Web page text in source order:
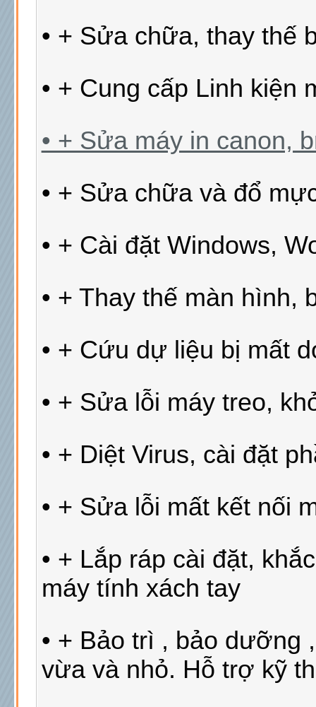
• + Sửa chữa, thay thế
• + Cung cấp Linh
• + Sửa máy in canon,
• + Sửa chữa và đổ
• + Cài đặt Windows,
• + Thay thế màn hình,
• + Cứu dự liệu bị mất
• + Sửa lỗi máy treo,
• + Diệt Virus, cài đặt
• + Sửa lỗi mất kết nối
• + Lắp ráp cài đặt,
máy tính xách tay
• + Bảo trì , bảo dưỡng
vừa và nhỏ. Hỗ trợ kỹ